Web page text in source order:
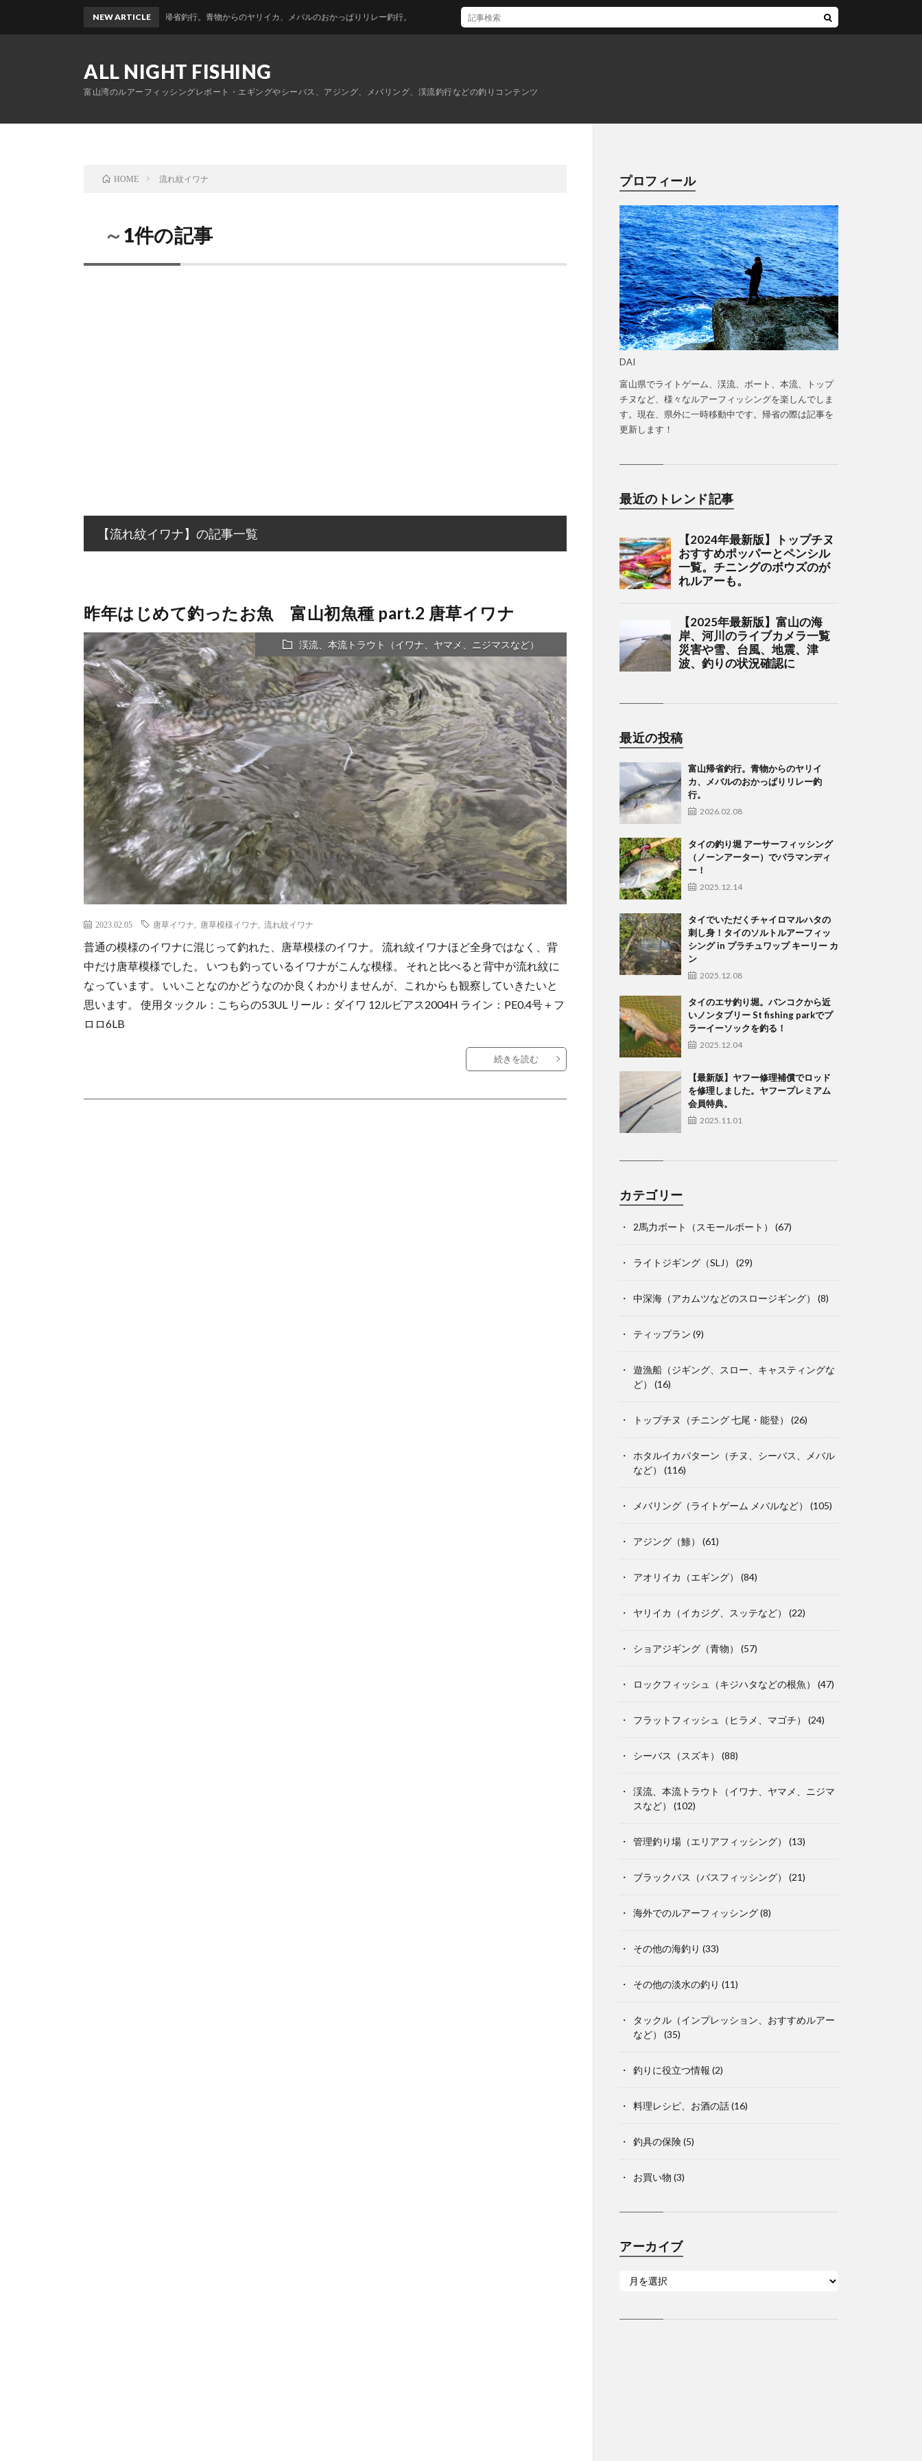
ALL NIGHT FISHING
富山湾のルアーフィッシングレポート・エギングやシーバス、アジング、メバリング、渓流釣行などの釣りコンテンツ
NEW ARTICLE
富山帰省釣行。青物からのヤリイカ、メバルのおかっぱりリレー釣行。
HOME 流れ紋イワナ
～1件の記事
【流れ紋イワナ】の記事一覧
昨年はじめて釣ったお魚 富山初魚種 part.2 唐草イワナ
渓流、本流トラウト（イワナ、ヤマメ、ニジマスなど）
2023.02.05 唐草イワナ 唐草模様イワナ 流れ紋イワナ
普通の模様のイワナに混じって釣れた、唐草模様のイワナ。 流れ紋イワナほど全身ではなく、背
中だけ唐草模様でした。 いつも釣っているイワナがこんな模様。 それと比べると背中が流れ紋に
なっています。 いいことなのかどうなのか良くわかりませんが、これからも観察していきたいと
思います。 使用タックル：こちらの53UL リール：ダイワ 12ルビアス2004H ライン：PE0.4号＋フ
ロロ6LB
続きを読む
プロフィール
DAI
富山県でライトゲーム、渓流、ボート、本流、トップ
チヌなど、様々なルアーフィッシングを楽しんでしま
す。現在、県外に一時移動中です。帰省の際は記事を
更新します！
最近のトレンド記事
最近の投稿
富山帰省釣行。青物からのヤリイ
カ、メバルのおかっぱりリレー釣
行。
2026.02.08
タイの釣り堀 アーサーフィッシング
（ノーンアーター）でバラマンディ
ー！
2025.12.14
タイでいただくチャイロマルハタの
刺し身！タイのソルトルアーフィッ
シング in プラチュワップ キーリー カ
ン
2025.12.08
タイのエサ釣り堀。バンコクから近
いノンタブリー St fishing parkでプ
ラーイーソックを釣る！
2025.12.04
【最新版】ヤフー修理補償でロッド
を修理しました。ヤフープレミアム
会員特典。
2025.11.01
カテゴリー
2馬力ボート（スモールボート） (67)
ライトジギング（SLJ） (29)
中深海（アカムツなどのスロージギング） (8)
ティップラン (9)
遊漁船（ジギング、スロー、キャスティングな
ど）
(16)
トップチヌ（チニング 七尾・能登） (26)
ホタルイカパターン（チヌ、シーバス、メバル
など）
(116)
メバリング（ライトゲーム メバルなど） (105)
アジング（鯵） (61)
アオリイカ（エギング） (84)
ヤリイカ（イカジグ、スッテなど） (22)
ショアジギング（青物） (57)
ロックフィッシュ（キジハタなどの根魚） (47)
フラットフィッシュ（ヒラメ、マゴチ） (24)
シーバス（スズキ） (88)
渓流、本流トラウト（イワナ、ヤマメ、ニジマ
スなど）
(102)
管理釣り場（エリアフィッシング） (13)
ブラックバス（バスフィッシング） (21)
海外でのルアーフィッシング(8)
その他の海釣り (33)
その他の淡水の釣り (11)
タックル（インプレッション、おすすめルアー
など）
(35)
釣りに役立つ情報 (2)
料理レシピ、お酒の話(16)
釣具の保険(5)
お買い物 (3)
アーカイブ